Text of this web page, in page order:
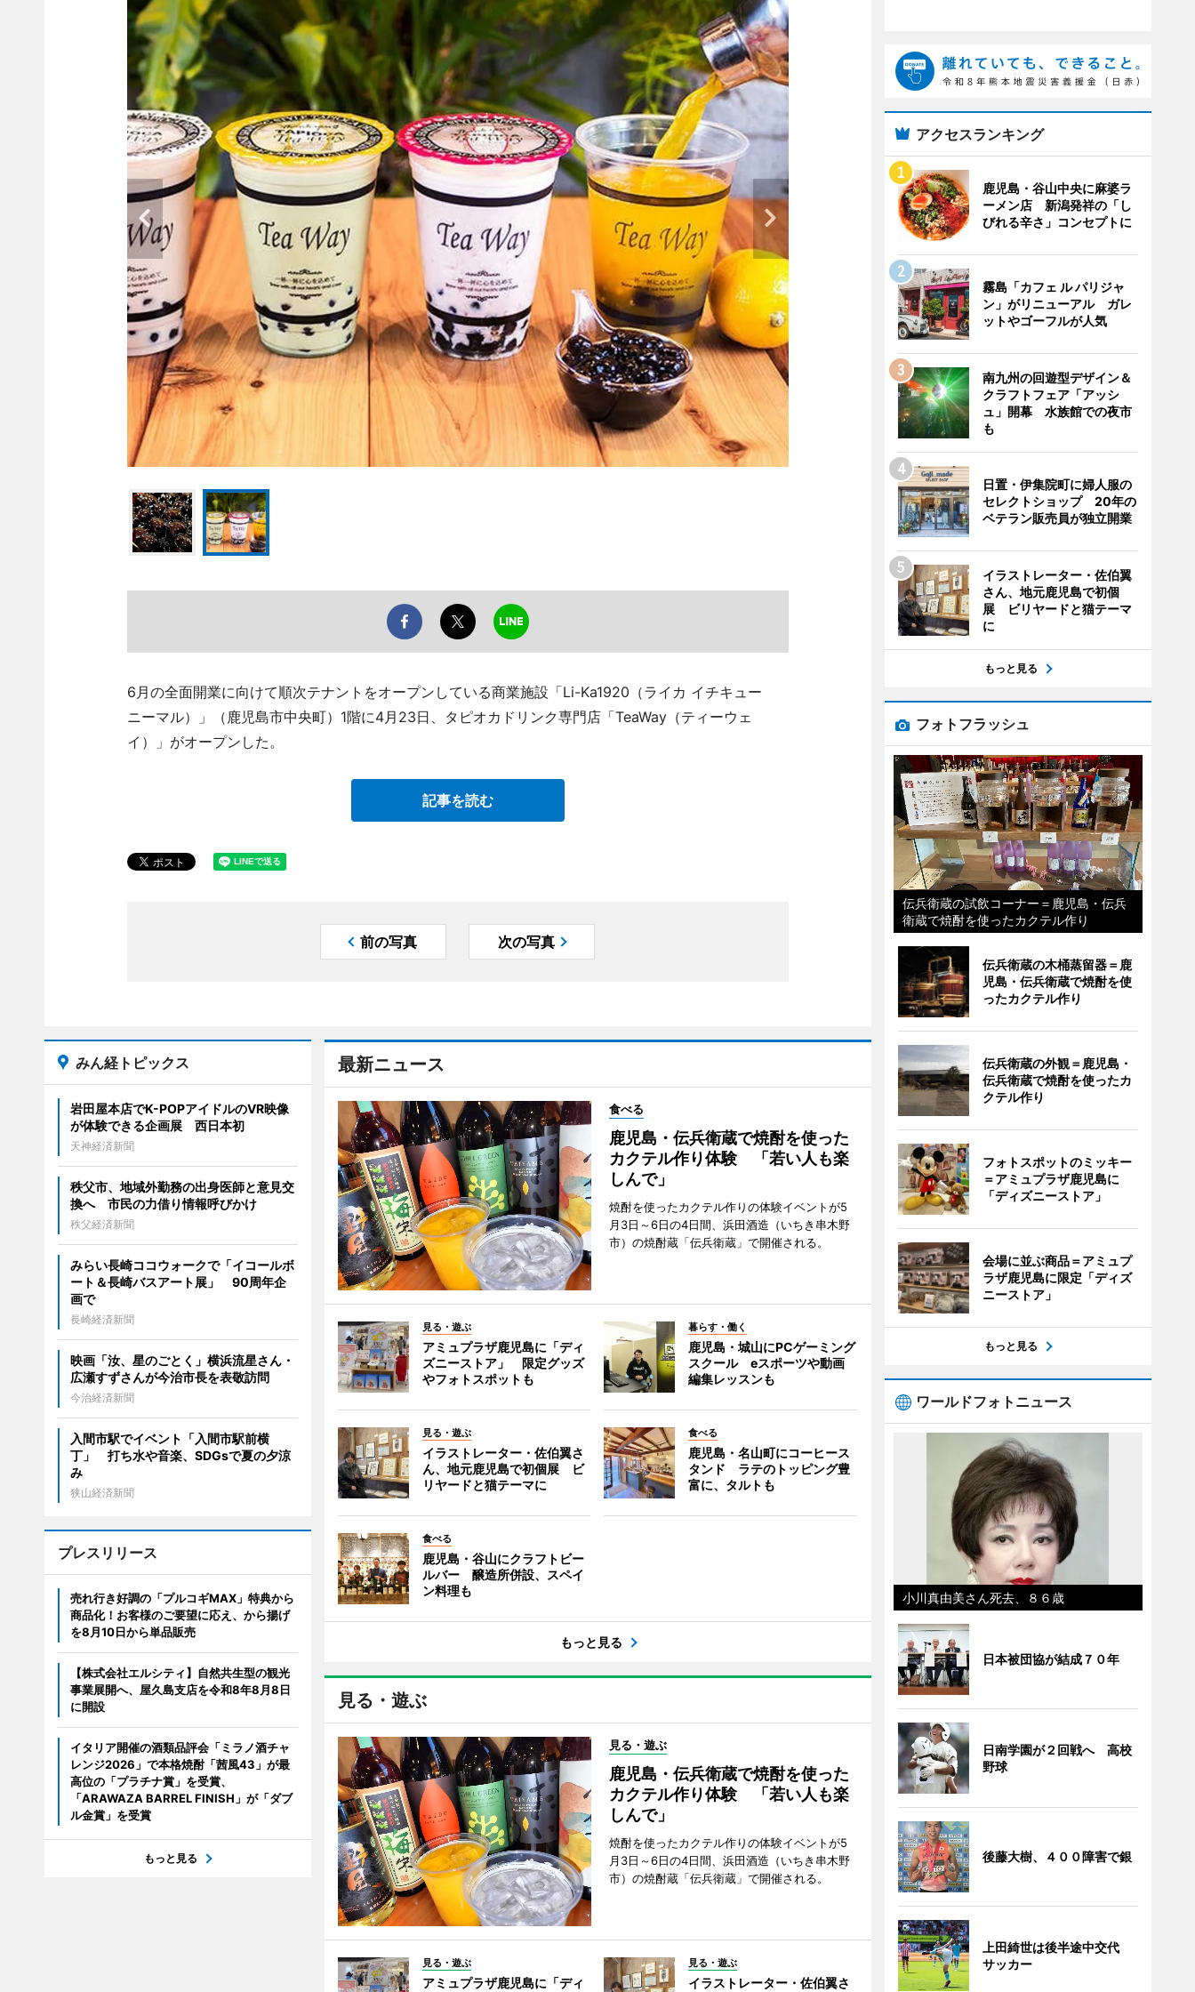
6月の全面開業に向けて順次テナントをオープンしている商業施設「Li-Ka1920（ライカ イチキュー
ニーマル）」（鹿児島市中央町）1階に4月23日、タピオカドリンク専門店「TeaWay（ティーウェ
イ）」がオープンした。
記事を読む
前の写真 次の写真
最新ニュース
食べる
鹿児島・伝兵衛蔵で焼酎を使った
カクテル作り体験 「若い人も楽
しんで」
焼酎を使ったカクテル作りの体験イベントが5
月3日～6日の4日間、浜田酒造（いちき串木野
市）の焼酎蔵「伝兵衛蔵」で開催される。
見る・遊ぶ
アミュプラザ鹿児島に「ディ
ズニーストア」 限定グッズ
やフォトスポットも
暮らす・働く
鹿児島・城山にPCゲーミング
スクール eスポーツや動画
編集レッスンも
見る・遊ぶ
イラストレーター・佐伯翼さ
ん、地元鹿児島で初個展 ビ
リヤードと猫テーマに
食べる
鹿児島・名山町にコーヒース
タンド ラテのトッピング豊
富に、タルトも
食べる
鹿児島・谷山にクラフトビー
ルバー 醸造所併設、スペイ
ン料理も
もっと見る
見る・遊ぶ
見る・遊ぶ
鹿児島・伝兵衛蔵で焼酎を使った
カクテル作り体験 「若い人も楽
しんで」
焼酎を使ったカクテル作りの体験イベントが5
月3日～6日の4日間、浜田酒造（いちき串木野
市）の焼酎蔵「伝兵衛蔵」で開催される。
見る・遊ぶ
アミュプラザ鹿児島に「ディ
見る・遊ぶ
イラストレーター・佐伯翼さ
みん経トピックス
岩田屋本店でK-POPアイドルのVR映像
が体験できる企画展 西日本初
天神経済新聞
秩父市、地域外勤務の出身医師と意見交
換へ 市民の力借り情報呼びかけ
秩父経済新聞
みらい長崎ココウォークで「イコールボ
ート＆長崎バスアート展」 90周年企
画で
長崎経済新聞
映画「汝、星のごとく」横浜流星さん・
広瀬すずさんが今治市長を表敬訪問
今治経済新聞
入間市駅でイベント「入間市駅前横
丁」 打ち水や音楽、SDGsで夏の夕涼
み
狭山経済新聞
プレスリリース
売れ行き好調の「プルコギMAX」特典から
商品化！お客様のご要望に応え、から揚げ
を8月10日から単品販売
【株式会社エルシティ】自然共生型の観光
事業展開へ、屋久島支店を令和8年8月8日
に開設
イタリア開催の酒類品評会「ミラノ酒チャ
レンジ2026」で本格焼酎「茜風43」が最
高位の「プラチナ賞」を受賞、
「ARAWAZA BARREL FINISH」が「ダブ
ル金賞」を受賞
もっと見る
アクセスランキング
鹿児島・谷山中央に麻婆ラ
ーメン店 新潟発祥の「し
びれる辛さ」コンセプトに
霧島「カフェ ル パリジャ
ン」がリニューアル ガレ
ットやゴーフルが人気
南九州の回遊型デザイン＆
クラフトフェア「アッシ
ュ」開幕 水族館での夜市
も
日置・伊集院町に婦人服の
セレクトショップ 20年の
ベテラン販売員が独立開業
イラストレーター・佐伯翼
さん、地元鹿児島で初個
展 ビリヤードと猫テーマ
に
もっと見る
フォトフラッシュ
伝兵衛蔵の試飲コーナー＝鹿児島・伝兵
衛蔵で焼酎を使ったカクテル作り
伝兵衛蔵の木桶蒸留器＝鹿
児島・伝兵衛蔵で焼酎を使
ったカクテル作り
伝兵衛蔵の外観＝鹿児島・
伝兵衛蔵で焼酎を使ったカ
クテル作り
フォトスポットのミッキー
＝アミュプラザ鹿児島に
「ディズニーストア」
会場に並ぶ商品＝アミュプ
ラザ鹿児島に限定「ディズ
ニーストア」
もっと見る
ワールドフォトニュース
小川真由美さん死去、８６歳
日本被団協が結成７０年
日南学園が２回戦へ 高校
野球
後藤大樹、４００障害で銀
上田綺世は後半途中交代
サッカー